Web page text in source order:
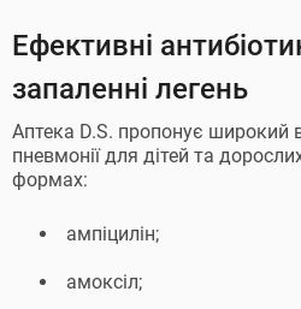
Ефективні
запаленні легень
Аптека D.S. пропонує широкий
пневмонії для дітей та
формах:
ампіцилін;
амоксіл;